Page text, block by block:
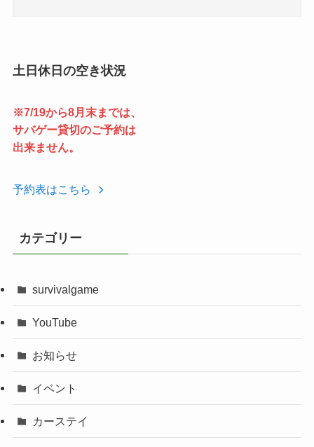
土日休日の空き状況
※7/19から8月末までは、
サバゲー貸切のご予約は
出来ません。
予約表はこちら
カテゴリー
survivalgame
YouTube
お知らせ
イベント
カーステイ